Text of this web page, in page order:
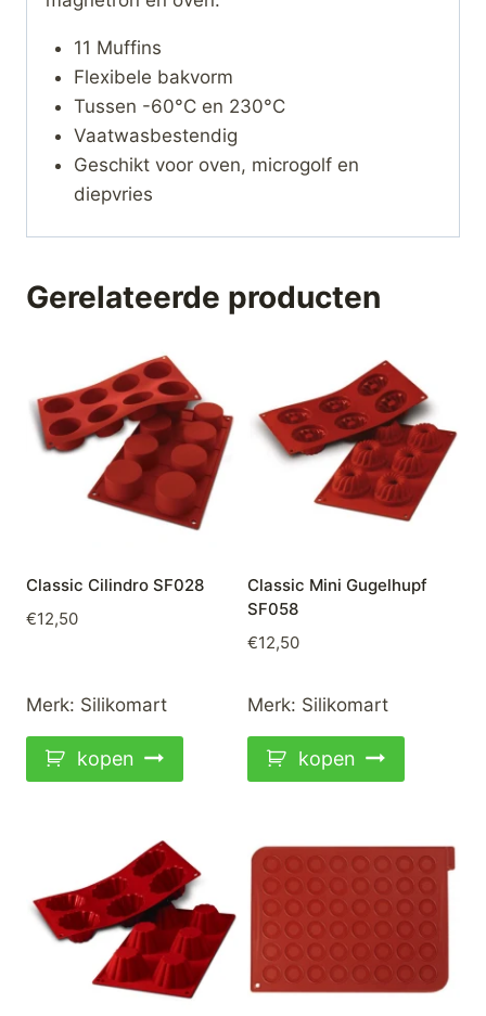
11 Muffins
Flexibele bakvorm
Tussen -60°C en 230°C
Vaatwasbestendig
Geschikt voor oven, microgolf en
diepvries
Gerelateerde producten
Classic Cilindro SF028
€12,50
Merk: Silikomart
kopen
Classic Mini Gugelhupf
SF058
€12,50
Merk: Silikomart
kopen